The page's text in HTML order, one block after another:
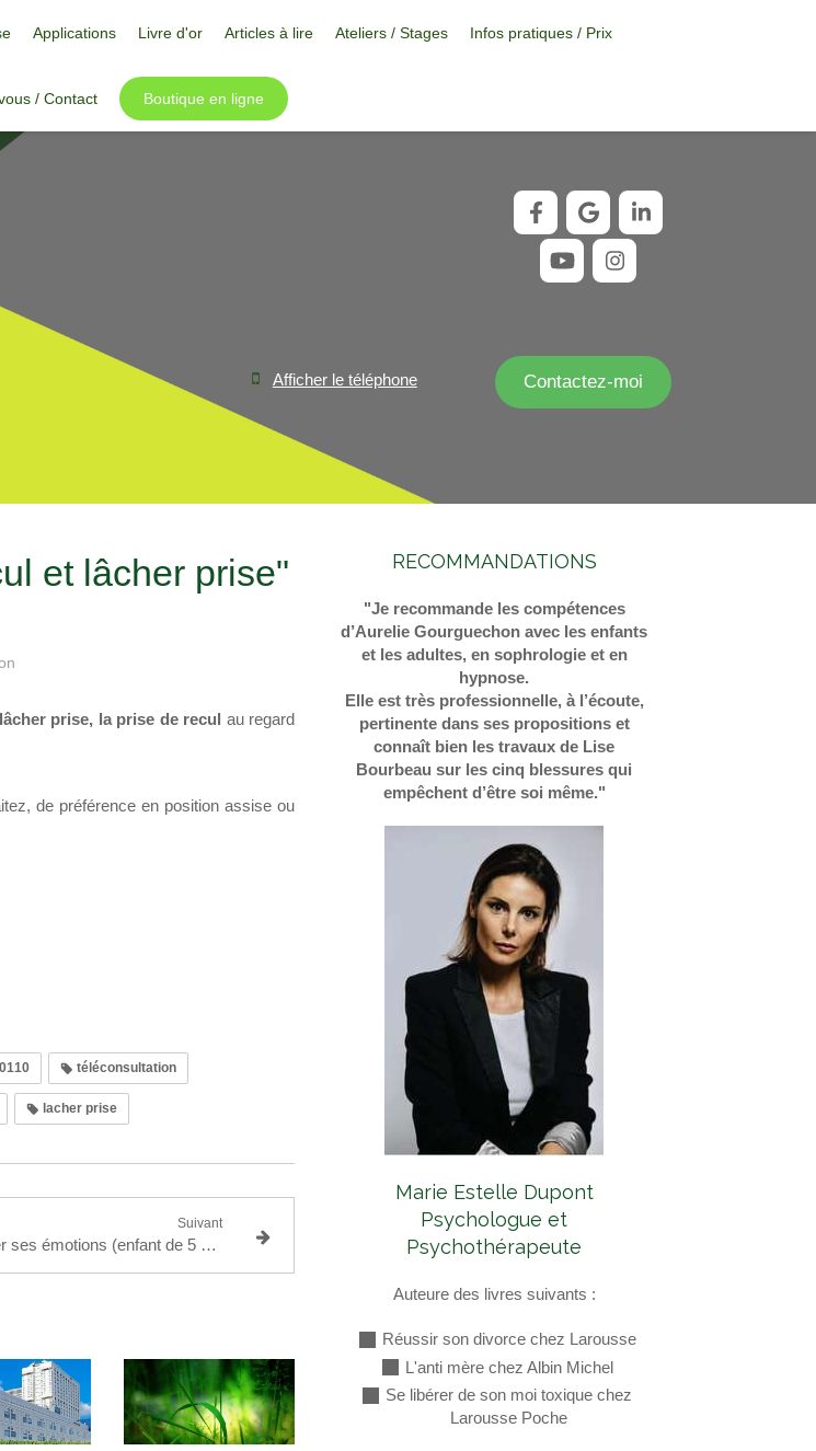
Applications Livre d'or Articles à lire Ateliers / Stages Infos pratiques / Prix
/ Contact Boutique en ligne
Contactez-moi
Afficher le téléphone
et lâcher prise"
prise, la prise de recul au regard
de préférence en position assise ou
téléconsultation
lacher prise
Suivant
Dessiner ses émotions (enfant de 5 à 8ans)
RECOMMANDATIONS
"Je recommande les compétences
d’Aurelie Gourguechon avec les enfants
et les adultes, en sophrologie et en
hypnose.
Elle est très professionnelle, à l’écoute,
pertinente dans ses propositions et
connaît bien les travaux de Lise
Bourbeau sur les cinq blessures qui
empêchent d’être soi même."
Marie Estelle Dupont
Psychologue et
Psychothérapeute
Auteure des livres suivants :
Réussir son divorce chez Larousse
L'anti mère chez Albin Michel
Se libérer de son moi toxique chez
Larousse Poche